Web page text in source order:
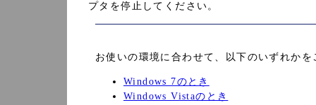
プタを停止してください。
お使いの環境に合わせて、以下のいずれかを
Windows 7のとき
Windows Vistaのとき